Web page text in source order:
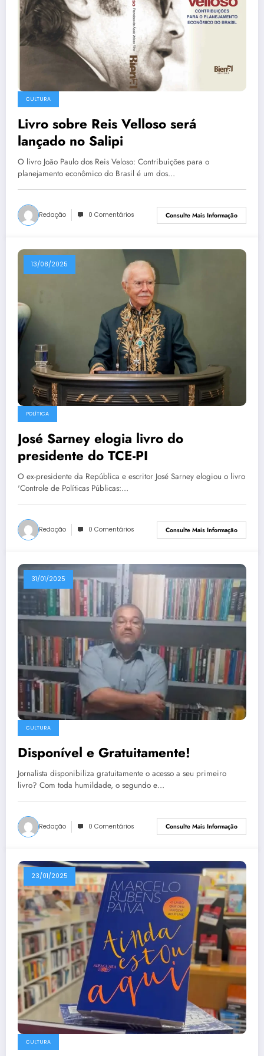
CULTURA
Livro sobre Reis Velloso será
lançado no Salipi
O livro João Paulo dos Reis Veloso: Contribuições para o
planejamento econômico do Brasil é um dos…
Redação 0 Comentários Consulte Mais Informação
13/08/2025
POLÍTICA
José Sarney elogia livro do
presidente do TCE-PI
O ex-presidente da República e escritor José Sarney elogiou o livro
'Controle de Políticas Públicas:…
Redação 0 Comentários Consulte Mais Informação
31/01/2025
CULTURA
Disponível e Gratuitamente!
Jornalista disponibiliza gratuitamente o acesso a seu primeiro
livro? Com toda humildade, o segundo e…
Redação 0 Comentários Consulte Mais Informação
23/01/2025
CULTURA